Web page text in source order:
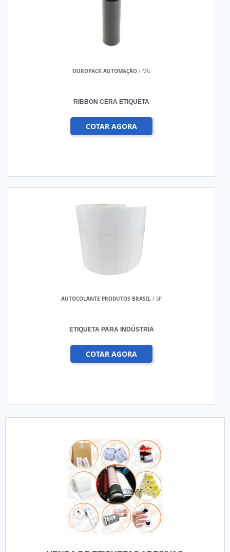
OUROPACK AUTOMAÇÃO / MG
RIBBON CERA ETIQUETA
COTAR AGORA
AUTOCOLANTE PRODUTOS BRASIL / SP
ETIQUETA PARA INDÚSTRIA
COTAR AGORA